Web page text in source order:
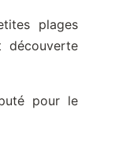
plages
découverte
pour le